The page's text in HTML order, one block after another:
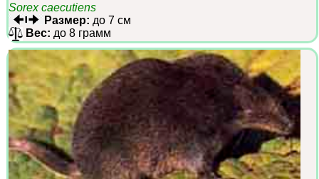
Sorex caecutiens
Размер: до 7 см
Вес: до 8 грамм